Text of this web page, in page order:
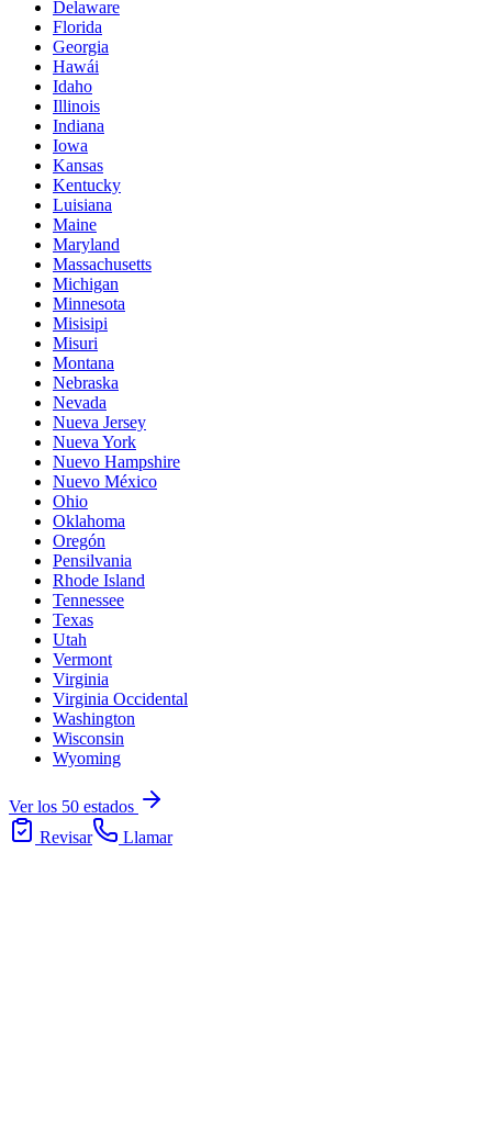
Delaware
Florida
Georgia
Hawái
Idaho
Illinois
Indiana
Iowa
Kansas
Kentucky
Luisiana
Maine
Maryland
Massachusetts
Michigan
Minnesota
Misisipi
Misuri
Montana
Nebraska
Nevada
Nueva Jersey
Nueva York
Nuevo Hampshire
Nuevo México
Ohio
Oklahoma
Oregón
Pensilvania
Rhode Island
Tennessee
Texas
Utah
Vermont
Virginia
Virginia Occidental
Washington
Wisconsin
Wyoming
Ver los 50 estados
Revisar
Llamar